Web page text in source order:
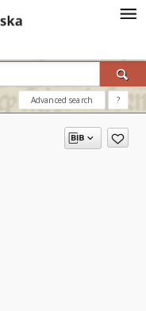
Advanced search ?